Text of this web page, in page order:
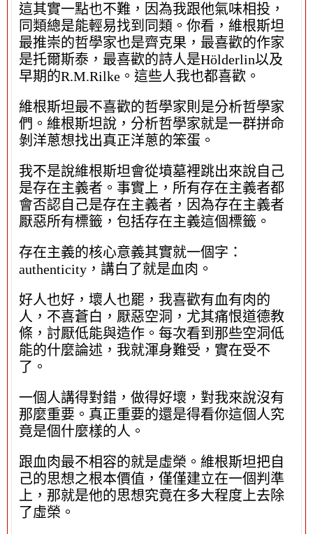
這其實一點也不難，因為我跟他氣味相投，
同類總是能輕易找到同類。你看，維根斯坦
最推崇的哲學家也是齊克果，最喜歡的作家
是托爾斯泰，最喜歡的詩人是Hölderlin以及
早期的R.M.Rilke。這些人我也都喜歡。
維根斯坦最不喜歡的哲學家則是分析哲學家
們。維根斯坦說，分析哲學家就是一群拼命
剝洋蔥想找出真正洋蔥的笨蛋。
我不是說維根斯坦會從墳墓裡跳出來說自己
是存在主義者。事實上，所有存在主義者都
會否認自己是存在主義者，因為存在主義者
厭惡所有標籤，包括存在主義這個標籤。
存在主義的核心意義其實就一個字：
authenticity，講白了就是血肉。
好人也好，壞人也罷，我喜歡有血有肉的
人，不喜蒼白，厭惡空洞，尤其痛恨道德教
條，討厭低能與造作。每次看到那些空洞低
能的什麼論述，我就渾身難受，實在受不
了。
一個人講得對錯，做得好壞，對我來說沒有
那麼重要。真正重要的還是得看你這個人究
竟是個什麼樣的人。
跟血肉最不相容的就是虛榮。維根斯坦把自
己的思想之根本價值，僅僅建立在一個判準
上，那就是他的思想究竟在多大程度上去除
了虛榮。